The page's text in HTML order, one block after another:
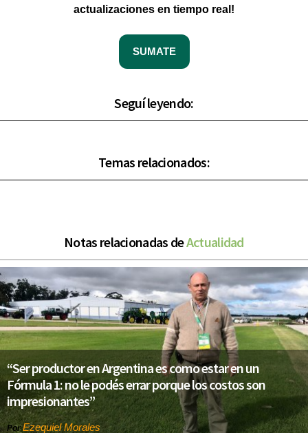
actualizaciones en tiempo real!
SUMATE
Seguí leyendo:
Temas relacionados:
Notas relacionadas deActualidad
“Ser productor en Argentina es como estar en un
Fórmula 1: no le podés errar porque los costos son
impresionantes”
PorEzequiel Morales